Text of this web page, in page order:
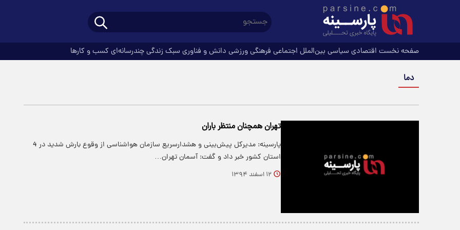
صفحه نخست اقتصادی سیاسی بین‌الملل اجتماعی فرهنگیورزشی دانش و فناوری سبک زندگیچندرسانه‌ای کسب و کارها
دما
تهران همچنان منتظر باران
پارسینه: مدیرکل پیش‌بینی و هشدارسریع سازمان هواشناسی از وقوع بارش شدید در 4
استان کشور خبر داد و گفت: آسمان تهران…
۱۲ اسفند ۱۳۹۴